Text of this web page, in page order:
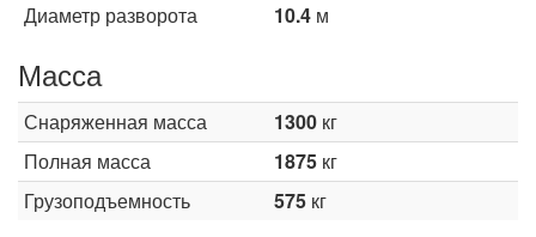
Диаметр разворота
10.4 м
Масса
Снаряженная масса 1300 кг
Полная масса
1875 кг
Грузоподъемность
575 кг